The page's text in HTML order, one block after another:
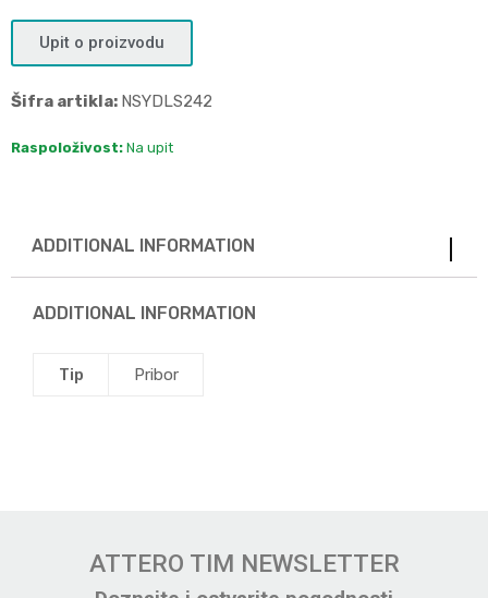
Upit o proizvodu
Šifra artikla: NSYDLS242
Raspoloživost: Na upit
ADDITIONAL INFORMATION
ADDITIONAL INFORMATION
Tip Pribor
ATTERO TIM NEWSLETTER